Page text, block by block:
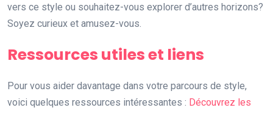
vers ce style ou souhaitez-vous explorer d’autres horizons?
Soyez curieux et amusez-vous.
Ressources utiles et liens
Pour vous aider davantage dans votre parcours de style,
voici quelques ressources intéressantes : Découvrez les